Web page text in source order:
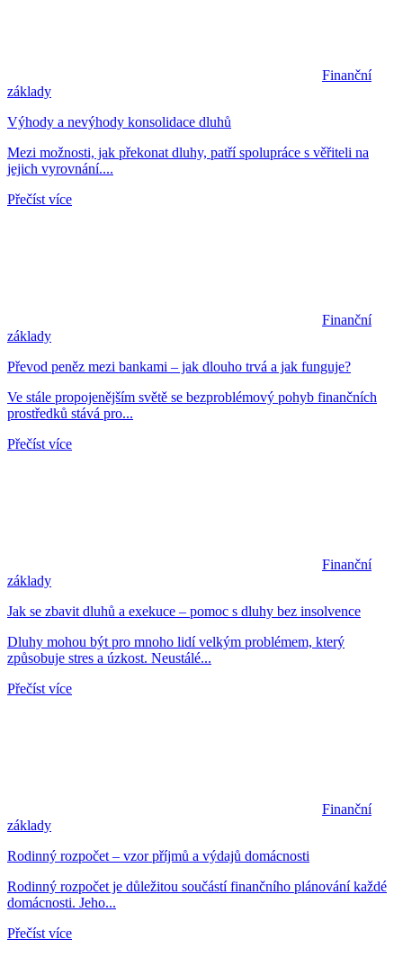
Finanční
základy
Výhody a nevýhody konsolidace dluhů
Mezi možnosti, jak překonat dluhy, patří spolupráce s věřiteli na
jejich vyrovnání....
Přečíst více
Finanční
základy
Převod peněz mezi bankami – jak dlouho trvá a jak funguje?
Ve stále propojenějším světě se bezproblémový pohyb finančních
prostředků stává pro...
Přečíst více
Finanční
základy
Jak se zbavit dluhů a exekuce – pomoc s dluhy bez insolvence
Dluhy mohou být pro mnoho lidí velkým problémem, který
způsobuje stres a úzkost. Neustálé...
Přečíst více
Finanční
základy
Rodinný rozpočet – vzor příjmů a výdajů domácnosti
Rodinný rozpočet je důležitou součástí finančního plánování každé
domácnosti. Jeho...
Přečíst více